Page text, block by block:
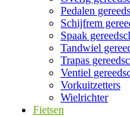
Pedalen
Schijfrem
Spaak
Tandwiel
Trapas
Ventiel
Vorkuitzetters
Wielrichter
Fietsen